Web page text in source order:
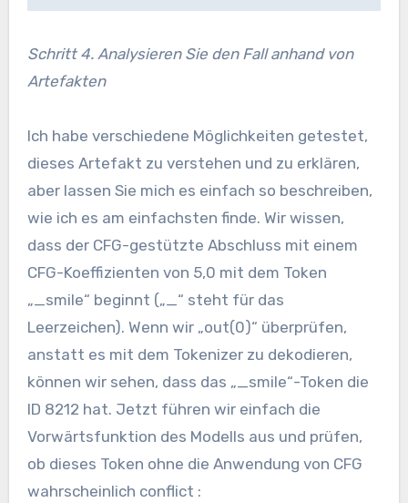
Schritt 4. Analysieren Sie den Fall anhand von
Artefakten
Ich habe verschiedene Möglichkeiten getestet,
dieses Artefakt zu verstehen und zu erklären,
aber lassen Sie mich es einfach so beschreiben,
wie ich es am einfachsten finde. Wir wissen,
dass der CFG-gestützte Abschluss mit einem
CFG-Koeffizienten von 5,0 mit dem Token
„_smile“ beginnt („_“ steht für das
Leerzeichen). Wenn wir „out(0)“ überprüfen,
anstatt es mit dem Tokenizer zu dekodieren,
können wir sehen, dass das „_smile“-Token die
ID 8212 hat. Jetzt führen wir einfach die
Vorwärtsfunktion des Modells aus und prüfen,
ob dieses Token ohne die Anwendung von CFG
wahrscheinlich conflict :